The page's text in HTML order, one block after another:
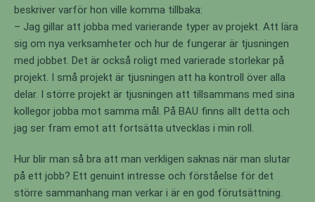
beskriver varför hon ville komma tillbaka:
– Jag gillar att jobba med varierande typer av projekt. Att lära
sig om nya verksamheter och hur de fungerar är tjusningen
med jobbet. Det är också roligt med varierade storlekar på
projekt. I små projekt är tjusningen att ha kontroll över alla
delar. I större projekt är tjusningen att tillsammans med sina
kollegor jobba mot samma mål. På BAU finns allt detta och
jag ser fram emot att fortsätta utvecklas i min roll.
Hur blir man så bra att man verkligen saknas när man slutar
på ett jobb? Ett genuint intresse och förståelse för det
större sammanhang man verkar i är en god förutsättning.